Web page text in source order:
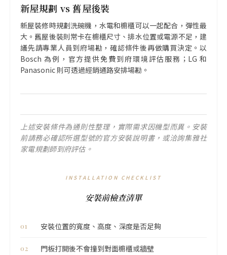
新屋規劃 vs 舊屋後裝
新屋裝修時規劃洗碗機，水電和櫥櫃可以一起配合，彈性最
大。舊屋後裝則常卡在櫥櫃尺寸、排水位置或電源不足，建
議先請專業人員到府場勘，確認條件後再做購買決定。以
Bosch 為例，官方提供免費到府環境評估服務；LG 和
Panasonic 則可透過經銷通路安排場勘。
上述安裝條件為通則性整理，實際需求因機型而異。安裝
前請務必確認所選型號的官方安裝說明書，或洽詢集雅社
家電規劃師到府評估。
INSTALLATION CHECKLIST
安裝前檢查清單
安裝位置的寬度、高度、深度是否足夠
門板打開後不會撞到對面櫥櫃或牆壁